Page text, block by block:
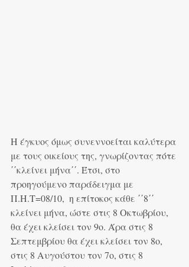
Η έγκυος όμως συνεννοείται καλύτερα
με τους οικείους της, γνωρίζοντας πότε
΄΄κλείνει μήνα΄΄. Έτσι, στο
προηγούμενο παράδειγμα με
Π.Η.Τ=08/10,  η επίτοκος κάθε ΄΄8΄΄
κλείνει μήνα, ώστε στις 8 Οκτωβρίου,
θα έχει κλείσει τον 9ο. Άρα στις 8
Σεπτεμβρίου θα έχει κλείσει τον 8ο,
στις 8 Αυγούστου τον 7ο, στις 8